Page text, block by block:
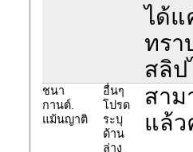
ได้แ
ทรา
สลิป
ชนา
กานต์.
แม้นญาติ
อื่นๆ
โปรด
ระบุ
ด้าน
ล่าง
สาม
แล้